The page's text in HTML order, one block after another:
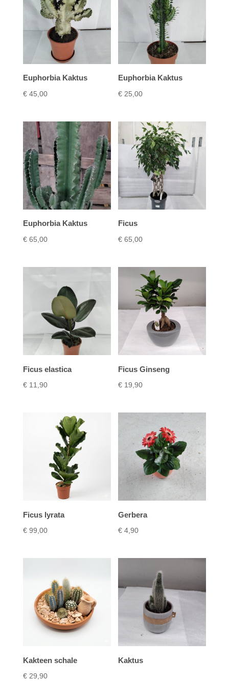
Euphorbia Kaktus
€45,00
Euphorbia Kaktus
€ 25,00
Euphorbia Kaktus
€65,00
Ficus
€ 65,00
Ficus elastica
€11,90
Ficus Ginseng
€ 19,90
Ficus lyrata
€99,00
Gerbera
€ 4,90
Kakteen schale
€29,90
Kaktus